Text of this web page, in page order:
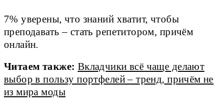
7% уверены, что знаний хватит, чтобы
преподавать – стать репетитором, причём
онлайн.
Читаем также: Вкладчики всё чаще делают
выбор в пользу портфелей – тренд, причём не
из мира моды